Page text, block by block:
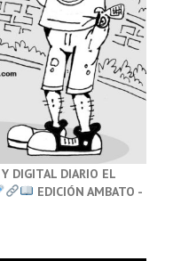
Y DIGITAL DIARIO EL
EDICIÓN AMBATO -